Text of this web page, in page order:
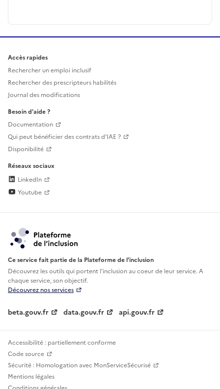
Accès rapides
Rechercher un emploi inclusif
Rechercher des prescripteurs habilités
Journal des modifications
Besoin d'aide ?
Documentation
Qui peut bénéficier des contrats d'IAE ?
Disponibilité
Réseaux sociaux
LinkedIn
Youtube
Ce service fait partie de la Plateforme de l’inclusion
Découvrez les outils qui portent l'inclusion aucoeur de leur service. A
chaque service, son objectif.
Découvrez nos services
beta.gouv.fr data.gouv.fr api.gouv.fr
Accessibilité : partiellement conforme
Code source
Sécurité : Homologation avec MonServiceSécurisé
Mentions légales